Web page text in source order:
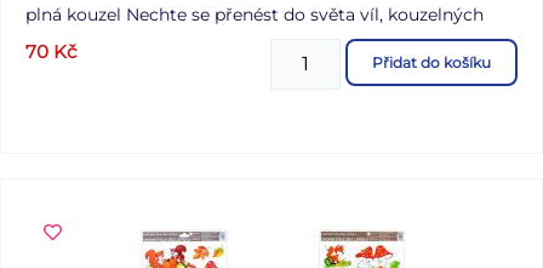
plná kouzel Nechte se přenést do světa víl, kouzelných
bytostí a pohádkových krajin. Antistresové omalovánky
Kouzelná pohádka nabízejí ilustrace, které vás zavedou do
říše fantazie a dovolí vám vytvořit si vlastní barevný
obsahují: - 32 stran originálních ilustrací pohádkových
krajin a kouzelných bytostí Formát: A4 Počet stran: 32
70 Kč Přidat do košíku